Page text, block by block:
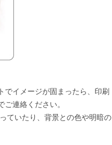
でイメージが固まったら、印刷
連絡ください。
ていたり、背景との色や明暗の